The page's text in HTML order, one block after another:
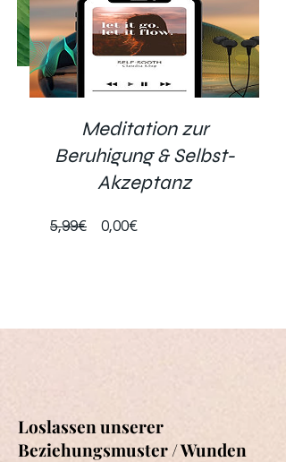
Meditation zur
Beruhigung & Selbst-
Akzeptanz
5,99€ Standardpreis
0,00€Preis
Loslassen unserer
Beziehungsmuster / Wunden